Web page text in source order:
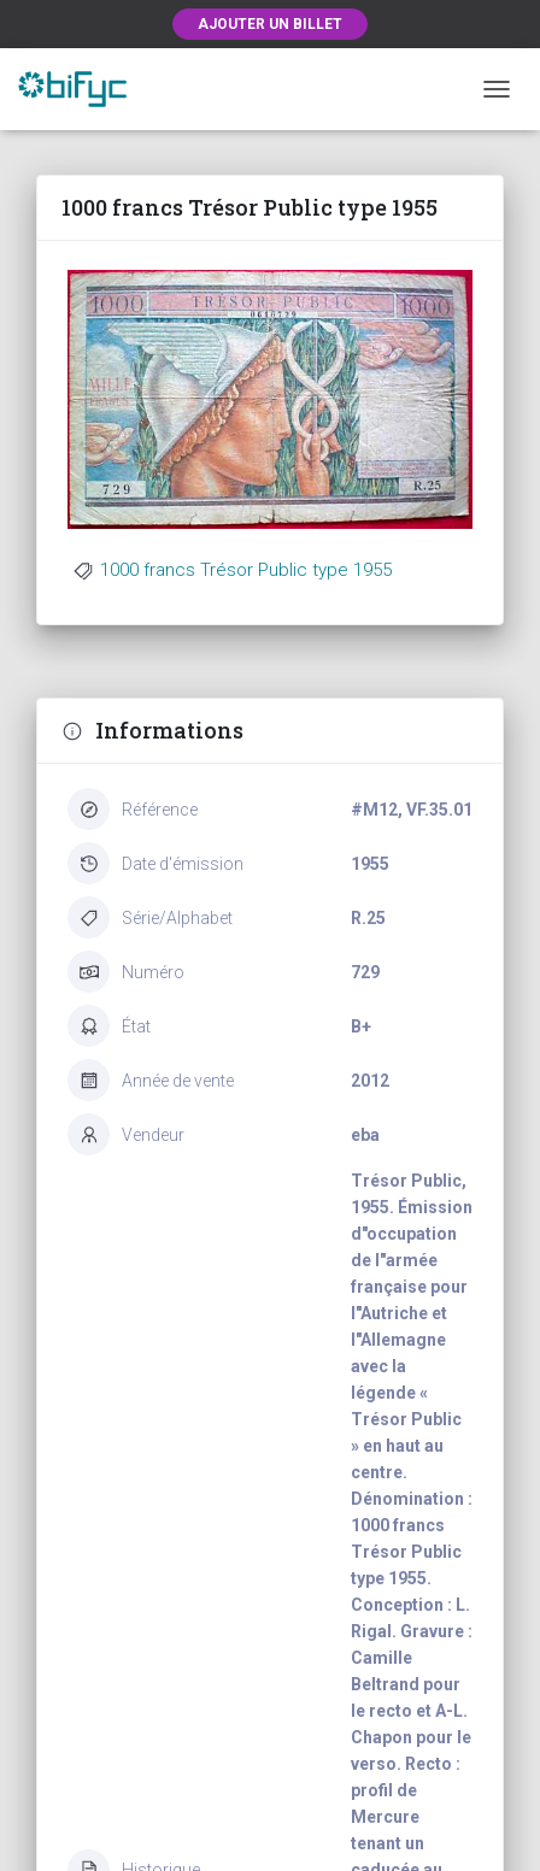
AJOUTER UN BILLET
1000 francs Trésor Public type 1955
1000 francs Trésor Public type 1955
Informations
Référence #M12, VF.35.01
Date d'émission 1955
Série/Alphabet R.25
Numéro 729
État B+
Année de vente 2012
Vendeur eba
Trésor Public,
1955. Émission
d"occupation
de l"armée
française pour
l"Autriche et
l"Allemagne
avec la
légende «
Trésor Public
» en haut au
centre.
Dénomination :
1000 francs
Trésor Public
type 1955.
Conception : L.
Rigal. Gravure :
Camille
Beltrand pour
le recto et A-L.
Chapon pour le
verso. Recto :
profil de
Mercure
tenant un